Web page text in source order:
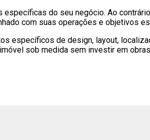
do seu negócio. Ao
com suas operações e objetivos
específicos de design, layout,
sob medida sem investir em